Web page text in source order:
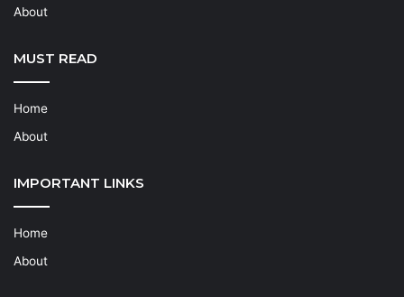
About
MUST READ
Home
About
IMPORTANT LINKS
Home
About